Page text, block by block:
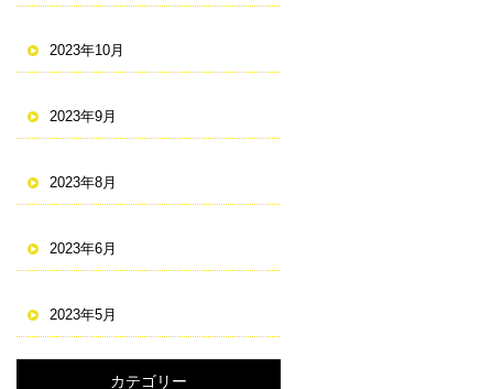
2023年10月
2023年9月
2023年8月
2023年6月
2023年5月
カテゴリー